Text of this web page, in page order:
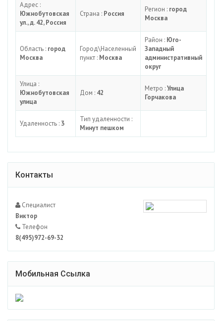
Адрес :
Южнобутовская
ул., д. 42, Россия
Страна : Россия
Регион : город
Москва
Область : город
Москва
Город\Населенный
пункт : Москва
Район : Юго-
Западный
административный
округ
Улица :
Южнобутовская
улица
Дом : 42
Метро :Улица
Горчакова
Удаленность : 3
Тип удаленности :
Минут пешком
Контакты
Специалист
Виктор
Телефон
8(495)972-69-32
Мобильная Ссылка